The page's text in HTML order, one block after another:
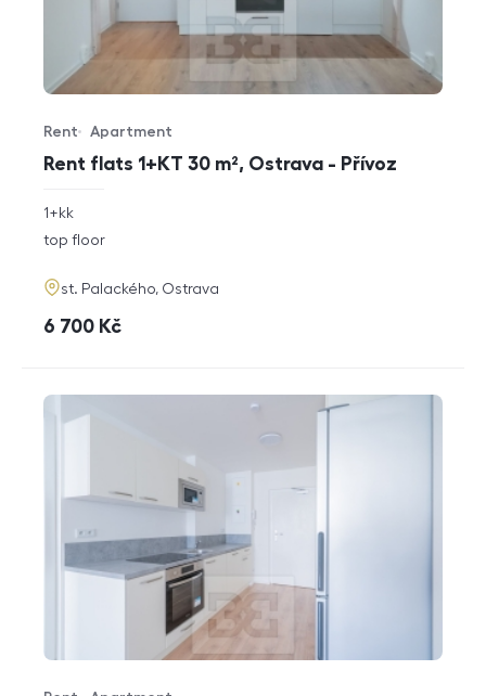
Rent flats 1+KT 30 m², Ostrava - Přívoz
Offer type
Rent
Property type
Apartment
rozměry
disposition
1+kk
funkce
top floor
adresa
st. Palackého, Ostrava
cena
6 700 Kč